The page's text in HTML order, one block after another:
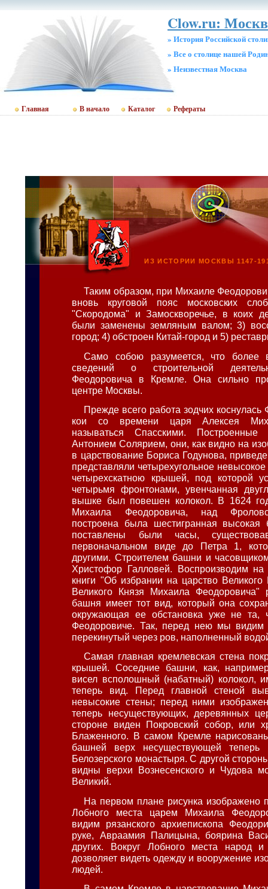
Clow.ru:
» История Российской
» Все о столице нашей
» Неизвестная Москва
Главная В начало Каталог Рефераты
ИЗ ИСТОРИИ МОСКВЫ 1147-
Таким образом, при Михаиле
вновь круговой пояс московских
"Скородома" и Замоскворечье, в коих
были заменены земляным валом; 3)
город; 4) обстроен Китай-город и 5)
Само собою разумеется, что
сведений о строительной
Феодоровича в Кремле. Она сильно
центре Москвы.
Прежде всего работа зодчих коснулась
кои со времени царя Алексея
называться Спасскими.
Антонием Солярием, они, как видно на
в царствование Бориса Годунова,
представляли четырехугольное
четырехскатною крышей, под которой
четырьмя фронтонами, увенчанная
вышке был повешен колокол. В 1624
Михаила Феодоровича, над
построена была шестигранная
поставлены были часы,
первоначальном виде до Петра 1,
другими. Строителем башни и
Христофор Галловей. Воспроизводим
книги "Об избрании на царство
Великого Князя Михаила Феодоровича"
башня имеет тот вид, который она
окружающая ее обстановка уже не та,
Феодоровиче. Так, перед нею мы видим
перекинутый через ров, наполненный
Самая главная кремлевская стена
крышей. Соседние башни, как,
висел всполошный (набатный) колокол,
теперь вид. Перед главной стеной
невысокие стены; перед ними
теперь несуществующих, деревянных
стороне виден Покровский собор, или
Блаженного. В самом Кремле
башней верх несуществующей теперь
Белозерского монастыря. С другой
видны верхи Вознесенского и Чудова
Великий.
На первом плане рисунка изображено
Лобного места царем Михаила
видим рязанского архиепископа
руке, Авраамия Палицына, боярина
других. Вокруг Лобного места народ и
дозволяет видеть одежду и вооружение
людей.